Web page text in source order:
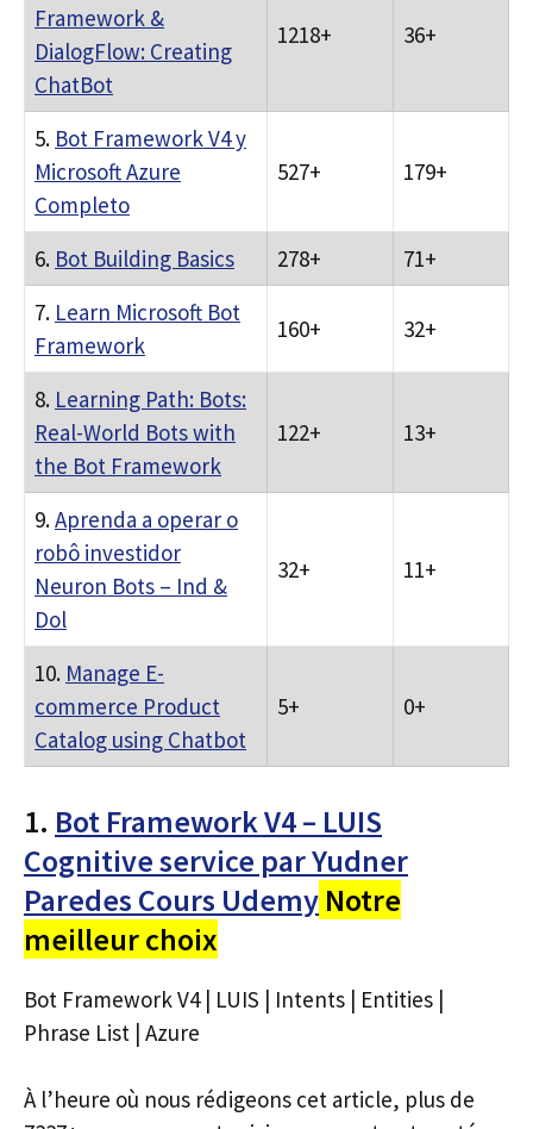
Framework &
DialogFlow: Creating
ChatBot
1218+ 36+
5. Bot Framework V4 y
Microsoft Azure
Completo
527+ 179+
6. Bot Building Basics 278+
71+
7. Learn Microsoft Bot
Framework
160+ 32+
8. Learning Path: Bots:
Real-World Bots with
the Bot Framework
122+ 13+
9.Aprenda a operar o
robô investidor
Neuron Bots – Ind &
Dol
32+ 11+
10. Manage E-
commerce Product
Catalog using Chatbot
5+ 0+
1. Bot Framework V4 – LUIS
Cognitive service par Yudner
Paredes Cours Udemy Notre
meilleur choix
Bot Framework V4 | LUIS | Intents | Entities |
Phrase List | Azure
À l’heure où nous rédigeons cet article, plus de